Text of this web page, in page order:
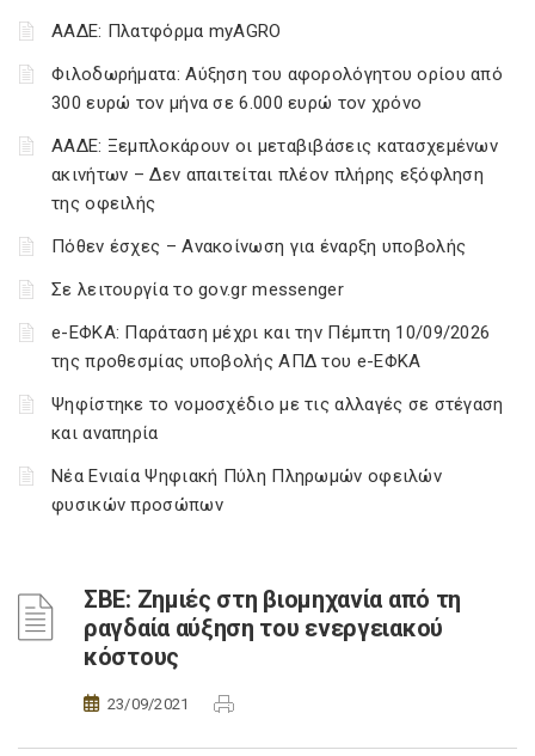
ΑΑΔΕ: Πλατφόρμα myAGRO
Φιλοδωρήματα: Αύξηση του αφορολόγητου ορίου από
300 ευρώ τον μήνα σε 6.000 ευρώ τον χρόνο
ΑΑΔΕ: Ξεμπλοκάρουν οι μεταβιβάσεις κατασχεμένων
ακινήτων – Δεν απαιτείται πλέον πλήρης εξόφληση
της οφειλής
Πόθεν έσχες – Ανακοίνωση για έναρξη υποβολής
Σε λειτουργία το gov.gr messenger
e-ΕΦΚΑ: Παράταση μέχρι και την Πέμπτη 10/09/2026
της προθεσμίας υποβολής ΑΠΔ του e-ΕΦΚΑ
Ψηφίστηκε το νομοσχέδιο με τις αλλαγές σε στέγαση
και αναπηρία
Νέα Ενιαία Ψηφιακή Πύλη Πληρωμών οφειλών
φυσικών προσώπων
ΣΒΕ: Ζημιές στη βιομηχανία από τη
ραγδαία αύξηση του ενεργειακού
κόστους
23/09/2021